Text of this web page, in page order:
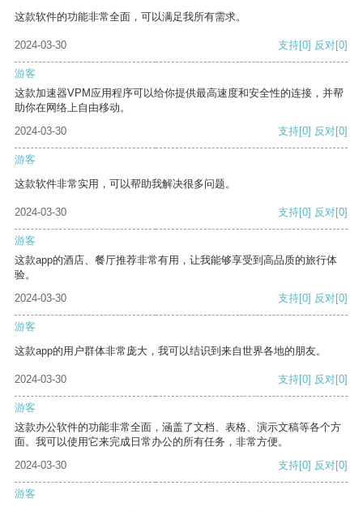
这款软件的功能非常全面，可以满足我所有需求。
2024-03-30 支持[0] 反对[0]
游客
这款加速器VPM应用程序可以给你提供最高速度和安全性的连接，并帮
助你在网络上自由移动。
2024-03-30
支持[0] 反对[0]
游客
这款软件非常实用，可以帮助我解决很多问题。
2024-03-30 支持[0] 反对[0]
游客
这款app的酒店、餐厅推荐非常有用，让我能够享受到高品质的旅行体
验。
2024-03-30
支持[0] 反对[0]
游客
这款app的用户群体非常庞大，我可以结识到来自世界各地的朋友。
2024-03-30 支持[0] 反对[0]
游客
这款办公软件的功能非常全面，涵盖了文档、表格、演示文稿等各个方
面。我可以使用它来完成日常办公的所有任务，非常方便。
2024-03-30
支持[0] 反对[0]
游客